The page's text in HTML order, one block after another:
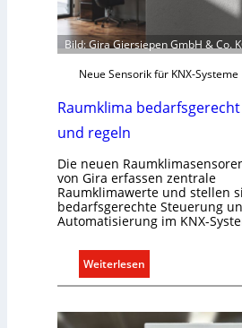
i
k
t
o
i
t
S
y
s
e
.
Bild: Gira Giersiepen GmbH & Co.
Neue Sensorik für KNX-Systeme
Raumklima
und regeln
Die neuen
von Gira erfassen zentrale
Raumklimawerte und stellen
bedarfsgerechte Steuerung
Automatisierung im KNX-
Weiterlesen
R
u